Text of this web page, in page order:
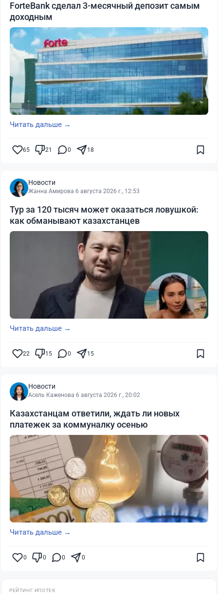
ForteBank сделал 3-месячный депозит самым
доходным
Читать дальше →
65 21 0 18
Новости
Жанна Амирова·6 августа 2026 г., 12:53
Тур за 120 тысяч может оказаться ловушкой:
как обманывают казахстанцев
Читать дальше →
22 15 0 15
Новости
Асель Каженова·6 августа 2026 г., 20:02
Казахстанцам ответили, ждать ли новых
платежек за коммуналку осенью
Читать дальше →
0 0 0 0
РЕЙТИНГ ИПОТЕК